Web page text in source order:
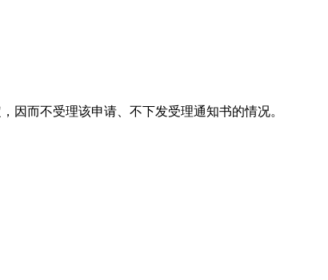
因而不受理该申请、不下发受理通知书的情况。